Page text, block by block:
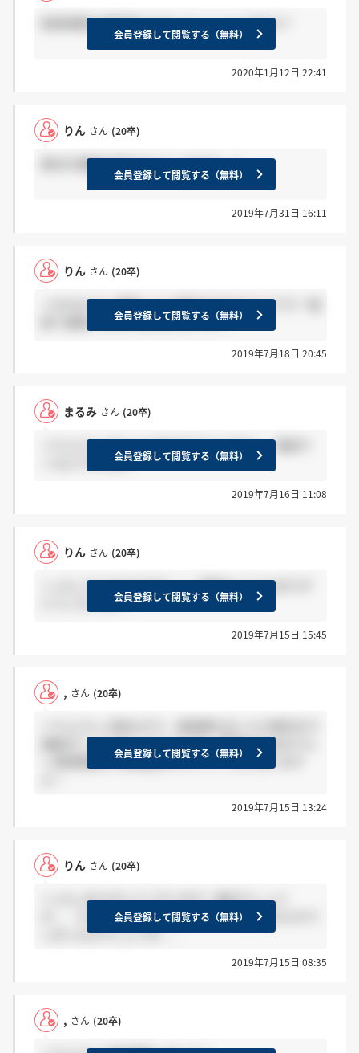
貿易事務の選考受けた方いらっしゃいますか？
会員登録して閲覧する（無料）
2020年1月12日 22:41
りん さん (20卒)
東京の懇親会参加する人いますか....?
会員登録して閲覧する（無料）
2019年7月31日 16:11
りん さん (20卒)
＞まるみさん 確認したら東京はまだだそうです！電
話で連絡いただけるとのことです！
会員登録して閲覧する（無料）
2019年7月18日 20:45
まるみ さん (20卒)
＞りんさん わたしもまだきてないですよ… 電話で
くるんですかね？会員登録して閲覧する（無料）
2019年7月16日 11:08
りん さん (20卒)
＞,さん そうなのですね！！ご親切にどうもありが
とうございます！会員登録して閲覧する（無料）
2019年7月15日 15:45
, さん (20卒)
連絡がいってなかったようです！東京の方はおそら
く承諾書届き次第電話がかかってくると思います
会員登録して閲覧する（無料）
2019年7月15日 13:24
りん さん (20卒)
＞,さん ありがとうございます！東京でしょう
か、、汗 私まだきていないのですが、、忘れられて
しまったのでしょうか、、
会員登録して閲覧する（無料）
2019年7月15日 08:35
, さん (20卒)